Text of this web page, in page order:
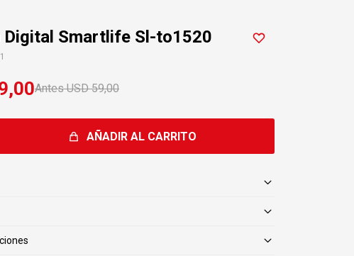
Digital Smartlife Sl-to1520
USD 59,00
AÑADIR AL CARRITO